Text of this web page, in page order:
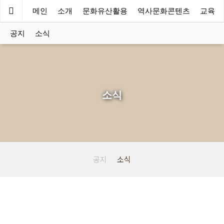
우리미래
메인 소개 문화유산활용 역사문화콘텐츠 교육
공지 소식
소식
공지 소식